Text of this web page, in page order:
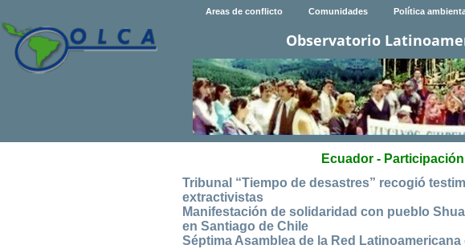
Areas de conflicto Comunidades Política
Observatorio
Ecuador -
Tribunal “Tiempo de desastres” recogió
extractivistas
Manifestación de solidaridad con pueblo
en Santiago de Chile
Séptima Asamblea de la Red Latinoamericana